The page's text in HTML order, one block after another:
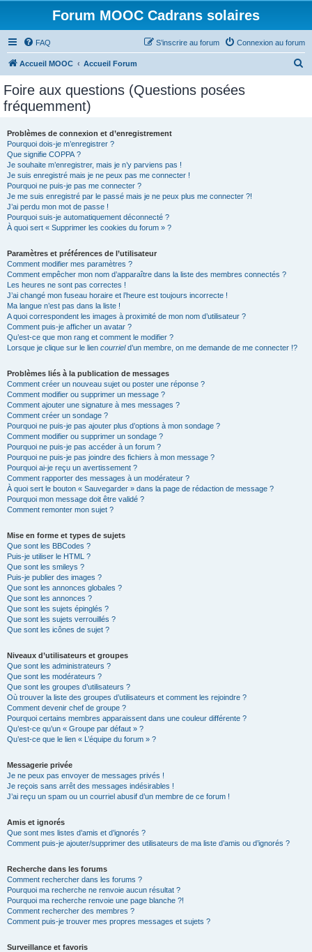
Forum MOOC Cadrans solaires
FAQ Connexion au forum
S’inscrire au forum
Accueil MOOC Accueil Forum
Foire aux questions (Questions posées
fréquemment)
Problèmes de connexion et d’enregistrement
Pourquoi dois-je m’enregistrer ?
Que signifie COPPA ?
Je souhaite m’enregistrer, mais je n’y parviens pas !
Je suis enregistré mais je ne peux pas me connecter !
Pourquoi ne puis-je pas me connecter ?
Je me suis enregistré par le passé mais je ne peux plus me connecter ?!
J’ai perdu mon mot de passe !
Pourquoi suis-je automatiquement déconnecté ?
À quoi sert « Supprimer les cookies du forum » ?
Paramètres et préférences de l’utilisateur
Comment modifier mes paramètres ?
Comment empêcher mon nom d’apparaître dans la liste des membres connectés ?
Les heures ne sont pas correctes !
J’ai changé mon fuseau horaire et l’heure est toujours incorrecte !
Ma langue n’est pas dans la liste !
A quoi correspondent les images à proximité de mon nom d’utilisateur ?
Comment puis-je afficher un avatar ?
Qu’est-ce que mon rang et comment le modifier ?
Lorsque je clique sur le lien courrield’un membre, on me demande de me connecter !?
Problèmes liés à la publication de messages
Comment créer un nouveau sujet ou poster une réponse ?
Comment modifier ou supprimer un message ?
Comment ajouter une signature à mes messages ?
Comment créer un sondage ?
Pourquoi ne puis-je pas ajouter plus d’options à mon sondage ?
Comment modifier ou supprimer un sondage ?
Pourquoi ne puis-je pas accéder à un forum ?
Pourquoi ne puis-je pas joindre des fichiers à mon message ?
Pourquoi ai-je reçu un avertissement ?
Comment rapporter des messages à un modérateur ?
À quoi sert le bouton « Sauvegarder » dans la page de rédaction de message ?
Pourquoi mon message doit être validé ?
Comment remonter mon sujet ?
Mise en forme et types de sujets
Que sont les BBCodes ?
Puis-je utiliser le HTML ?
Que sont les smileys ?
Puis-je publier des images ?
Que sont les annonces globales ?
Que sont les annonces ?
Que sont les sujets épinglés ?
Que sont les sujets verrouillés ?
Que sont les icônes de sujet ?
Niveaux d’utilisateurs et groupes
Que sont les administrateurs ?
Que sont les modérateurs ?
Que sont les groupes d’utilisateurs ?
Où trouver la liste des groupes d’utilisateurs et comment les rejoindre ?
Comment devenir chef de groupe ?
Pourquoi certains membres apparaissent dans une couleur différente ?
Qu’est-ce qu’un « Groupe par défaut » ?
Qu’est-ce que le lien « L’équipe du forum » ?
Messagerie privée
Je ne peux pas envoyer de messages privés !
Je reçois sans arrêt des messages indésirables !
J’ai reçu un spam ou un courriel abusif d’un membre de ce forum !
Amis et ignorés
Que sont mes listes d’amis et d’ignorés ?
Comment puis-je ajouter/supprimer des utilisateurs de ma liste d’amis ou d’ignorés ?
Recherche dans les forums
Comment rechercher dans les forums ?
Pourquoi ma recherche ne renvoie aucun résultat ?
Pourquoi ma recherche renvoie une page blanche ?!
Comment rechercher des membres ?
Comment puis-je trouver mes propres messages et sujets ?
Surveillance et favoris